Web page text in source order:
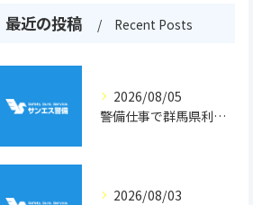
最近の投稿 Recent Posts
2026/08/05
警備仕事で群馬県利根郡片品村周辺の安心と働きやすさを両立するポイント
2026/08/03